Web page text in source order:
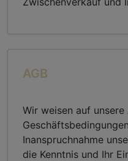
AGB
Wir weisen auf unsere
Inanspruchnahme
die Kenntnis und Ihr